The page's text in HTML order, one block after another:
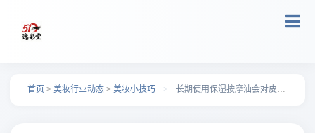
首页 > 美妆行业动态 > 美妆小技巧 > 长期使用保湿按摩油会对皮肤造成危害吗？